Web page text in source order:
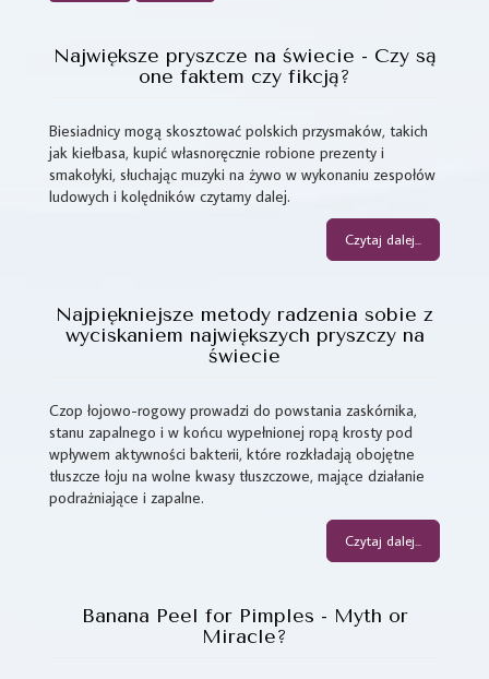
Największe pryszcze na świecie - Czy są
one faktem czy fikcją?
Biesiadnicy mogą skosztować polskich przysmaków, takich
jak kiełbasa, kupić własnoręcznie robione prezenty i
smakołyki, słuchając muzyki na żywo w wykonaniu zespołów
ludowych i kolędników czytamy dalej.
Czytaj dalej...
Najpiękniejsze metody radzenia sobie z
wyciskaniem największych pryszczy na
świecie
Czop łojowo-rogowy prowadzi do powstania zaskórnika,
stanu zapalnego i w końcu wypełnionej ropą krosty pod
wpływem aktywności bakterii, które rozkładają obojętne
tłuszcze łoju na wolne kwasy tłuszczowe, mające działanie
podrażniające i zapalne.
Czytaj dalej...
Banana Peel for Pimples - Myth or
Miracle?